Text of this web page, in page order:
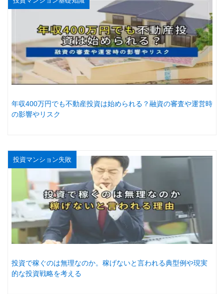
年収400万円でも不動産投資は始められる？融資の審査や運営時
の影響やリスク
投資マンション失敗
投資で稼ぐのは無理なのか。稼げないと言われる典型例や現実
的な投資戦略を考える